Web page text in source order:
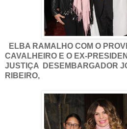
ELBA RAMALHO COM O
CAVALHEIRO E O EX-
JUSTIÇA DESEMBARGADOR
RIBEIRO,